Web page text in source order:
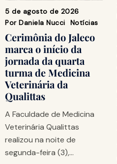
5 de agosto de 2026
Por Daniela Nucci Notícias
Cerimônia do Jaleco
marca o início da
jornada da quarta
turma de Medicina
Veterinária da
Qualittas
A Faculdade de Medicina
Veterinária Qualittas
realizou na noite de
segunda-feira (3),…